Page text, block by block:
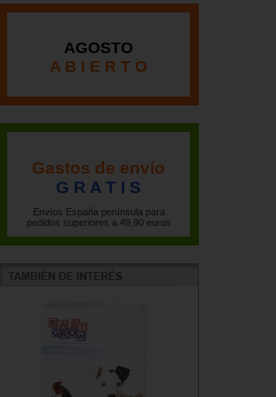
AGOSTO
A B I E R T O
Gastos de envío
G R A T I S
Envíos España península para
pedidos superiores a 49,90 euros